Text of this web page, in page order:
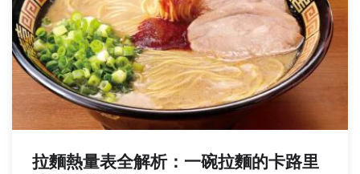
拉麵熱量表全解析：一碗拉麵的卡路里